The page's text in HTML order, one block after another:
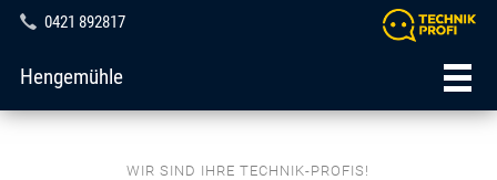
0421 892817
Hengemühle
WIR SIND IHRE TECHNIK-PROFIS!